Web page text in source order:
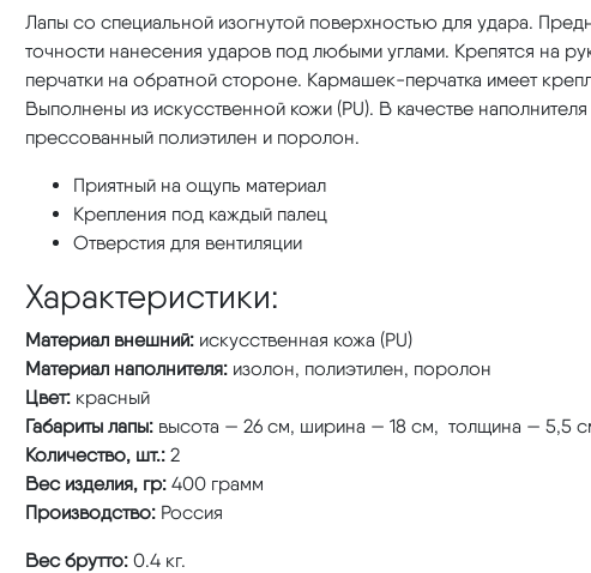
Лапы со специальной изогнутой поверхностью для удара.
точности нанесения ударов под любыми углами. Крепятся на
перчатки на обратной стороне. Кармашек-перчатка имеет
Выполнены из искусственной кожи (PU). В качестве
прессованный полиэтилен и поролон.
Приятный на ощупь материал
Крепления под каждый палец
Отверстия для вентиляции
Характеристики:
Материал внешний: искусственная кожа (PU)
Материал наполнителя: изолон, полиэтилен, поролон
Цвет: красный
Габариты лапы: высота — 26 см, ширина — 18 см, толщина — 5,5
Количество, шт.: 2
Вес изделия, гр: 400 грамм
Производство: Россия
Вес брутто: 0.4 кг.